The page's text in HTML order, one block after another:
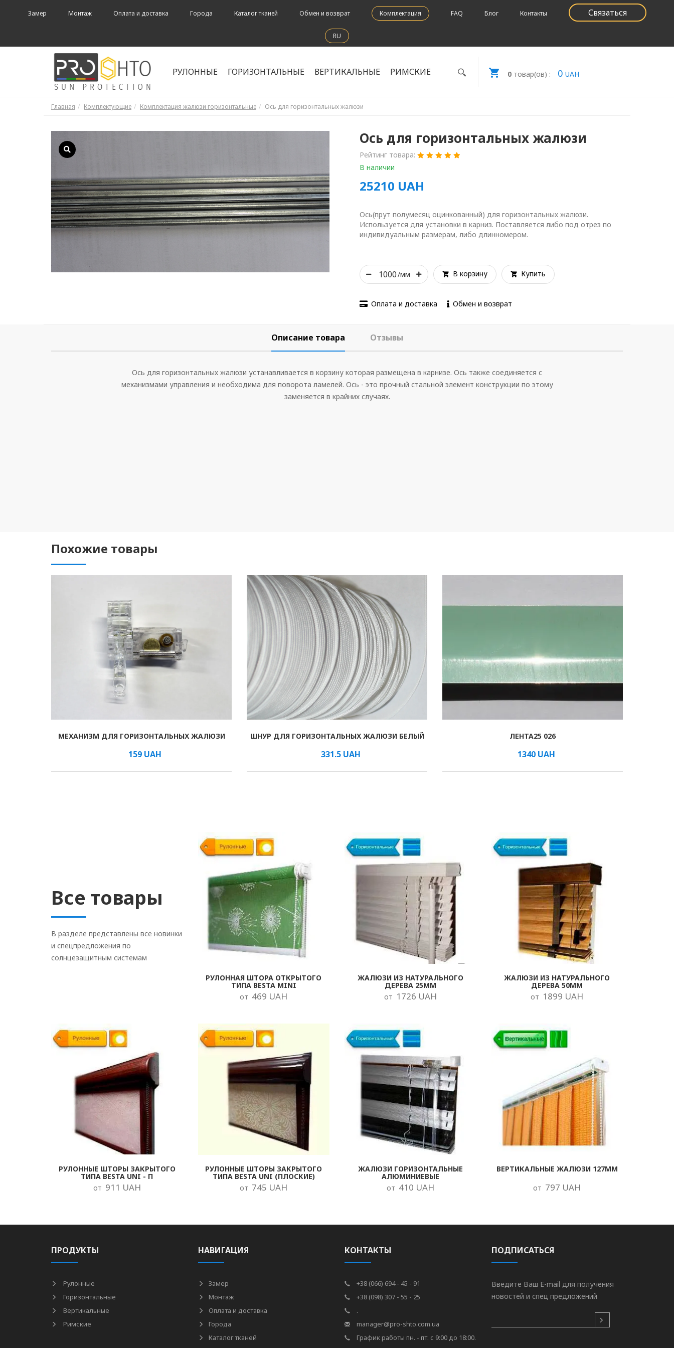
Замер Монтаж Оплата и доставка Города Каталог тканей Обмен и возврат Комплектация FAQ Блог Контакты Связаться
RU
РУЛОННЫЕ ГОРИЗОНТАЛЬНЫЕ ВЕРТИКАЛЬНЫЕ РИМСКИЕ 0товар(ов) : 0 UAH
Главная Комплектующие Комплектация жалюзи горизонтальные Ось для горизонтальных жалюзи
Ось для горизонтальных жалюзи
Рейтинг товара:
В наличии
25210 UAH
Ось(прут полумесяц оцинкованный) для горизонтальных жалюзи.
Используется для установки в карниз. Поставляется либо под отрез по
индивидуальным размерам, либо длинномером.
/мм В корзину Купить
Оплата и доставка Обмен и возврат
Описание товара Отзывы
Ось для горизонтальных жалюзи устанавливается в корзину которая размещена в карнизе. Ось также соединяется с
механизмами управления и необходима для поворота ламелей. Ось - это прочный стальной элемент конструкции по этому
заменяется в крайних случаях.
Похожие товары
МЕХАНИЗМ ДЛЯ ГОРИЗОНТАЛЬНЫХ ЖАЛЮЗИ
159 UAH
/м В КОРЗИНУ
ШНУР ДЛЯ ГОРИЗОНТАЛЬНЫХ ЖАЛЮЗИ БЕЛЫЙ
331.5UAH
/мм В КОРЗИНУ
ЛЕНТА25 026
1340UAH
Все товары
В разделе представлены все новинки
и спецпредложения по
солнцезащитным системам
РУЛОННАЯ ШТОРА ОТКРЫТОГО
ТИПА BESTA MINI
от 469 UAH
ЖАЛЮЗИ ИЗ НАТУРАЛЬНОГО
ДЕРЕВА 25ММ
от 1726 UAH
ЖАЛЮЗИ ИЗ НАТУРАЛЬНОГО
ДЕРЕВА 50ММ
от 1899 UAH
РУЛОННЫЕ ШТОРЫ ЗАКРЫТОГО
ТИПА BESTA UNI - П
от 911 UAH
РУЛОННЫЕ ШТОРЫ ЗАКРЫТОГО
ТИПА BESTA UNI (ПЛОСКИЕ)
от 745 UAH
ЖАЛЮЗИ ГОРИЗОНТАЛЬНЫЕ
АЛЮМИНИЕВЫЕ
от 410 UAH
ВЕРТИКАЛЬНЫЕ ЖАЛЮЗИ 127ММ
от 797 UAH
ПРОДУКТЫ
Рулонные
Горизонтальные
Вертикальные
Римские
НАВИГАЦИЯ
Замер
Монтаж
Оплата и доставка
Города
Каталог тканей
КОНТАКТЫ
+38 (066) 694 - 45 - 91
+38 (098) 307 - 55 - 25
.
manager@pro-shto.com.ua
График работы пн. - пт. с 9:00 до 18:00.
ПОДПИСАТЬСЯ
Введите Ваш E-mail для получения
новостей и спец предложений